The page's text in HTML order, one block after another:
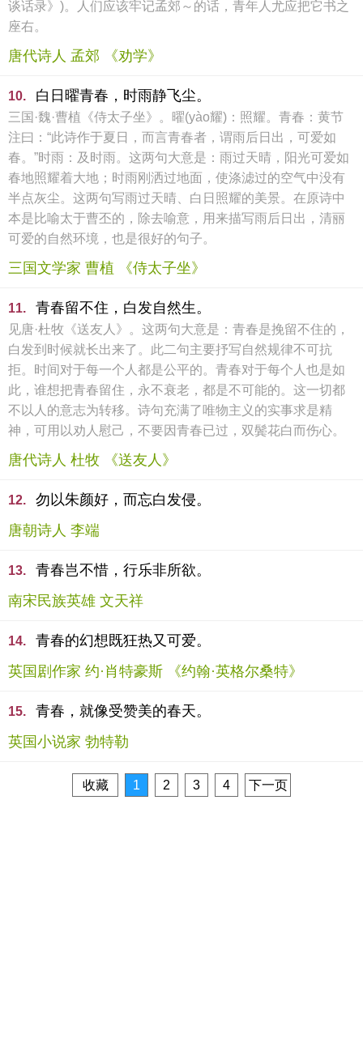
谈话录》)。人们应该牢记孟郊～的话，青年人尤应把它书之
座右。
唐代诗人 孟郊 《劝学》
10. 白日曜青春，时雨静飞尘。
三国·魏·曹植《侍太子坐》。曜(yào耀)：照耀。青春：黄节
注曰：“此诗作于夏日，而言青春者，谓雨后日出，可爱如
春。”时雨：及时雨。这两句大意是：雨过天晴，阳光可爱如
春地照耀着大地；时雨刚洒过地面，使涤滤过的空气中没有
半点灰尘。这两句写雨过天晴、白日照耀的美景。在原诗中
本是比喻太于曹丕的，除去喻意，用来描写雨后日出，清丽
可爱的自然环境，也是很好的句子。
三国文学家 曹植 《侍太子坐》
11. 青春留不住，白发自然生。
见唐·杜牧《送友人》。这两句大意是：青春是挽留不住的，
白发到时候就长出来了。此二句主要抒写自然规律不可抗
拒。时间对于每一个人都是公平的。青春对于每个人也是如
此，谁想把青春留住，永不衰老，都是不可能的。这一切都
不以人的意志为转移。诗句充满了唯物主义的实事求是精
神，可用以劝人慰己，不要因青春已过，双鬓花白而伤心。
唐代诗人 杜牧 《送友人》
12.
勿以朱颜好，而忘白发侵。
唐朝诗人 李端
13.
青春岂不惜，行乐非所欲。
南宋民族英雄 文天祥
14.
青春的幻想既狂热又可爱。
英国剧作家 约·肖特豪斯 《约翰·英格尔桑特》
15.
青春，就像受赞美的春天。
英国小说家 勃特勒
收藏 1 2 3 4 下一页